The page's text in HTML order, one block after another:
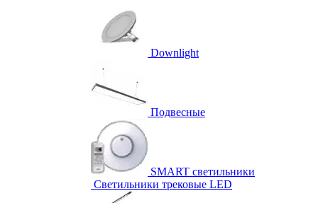
Downlight
Подвесные
SMART светильники
Светильники трековые LED